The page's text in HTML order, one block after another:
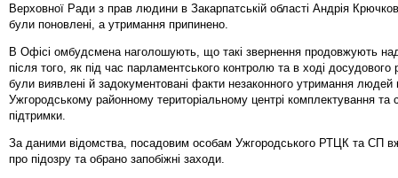
Верховної Ради з прав людини в Закарпатській області Андрія
були поновлені, а утримання припинено.
В Офісі омбудсмена наголошують, що такі звернення продовжують
після того, як під час парламентського контролю та в ході досудового
були виявлені й задокументовані факти незаконного утримання людей
Ужгородському районному територіальному центрі комплектування та
підтримки.
За даними відомства, посадовим особам Ужгородського РТЦК та СП
про підозру та обрано запобіжні заходи.